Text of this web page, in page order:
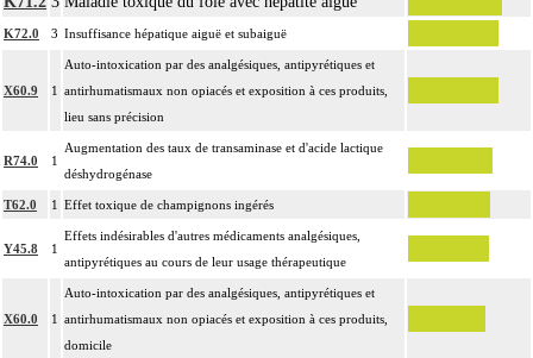
K72.0 3 Insuffisance hépatique aiguë et subaiguë
X60.9 1
Auto-intoxication par des analgésiques, antipyrétiques et
antirhumatismaux non opiacés et exposition à ces produits,
lieu sans précision
R74.0 1
Augmentation des taux de transaminase et d'acide lactique
déshydrogénase
T62.0 1 Effet toxique de champignons ingérés
Y45.8 1
Effets indésirables d'autres médicaments analgésiques,
antipyrétiques au cours de leur usage thérapeutique
X60.0 1
Auto-intoxication par des analgésiques, antipyrétiques et
antirhumatismaux non opiacés et exposition à ces produits,
domicile